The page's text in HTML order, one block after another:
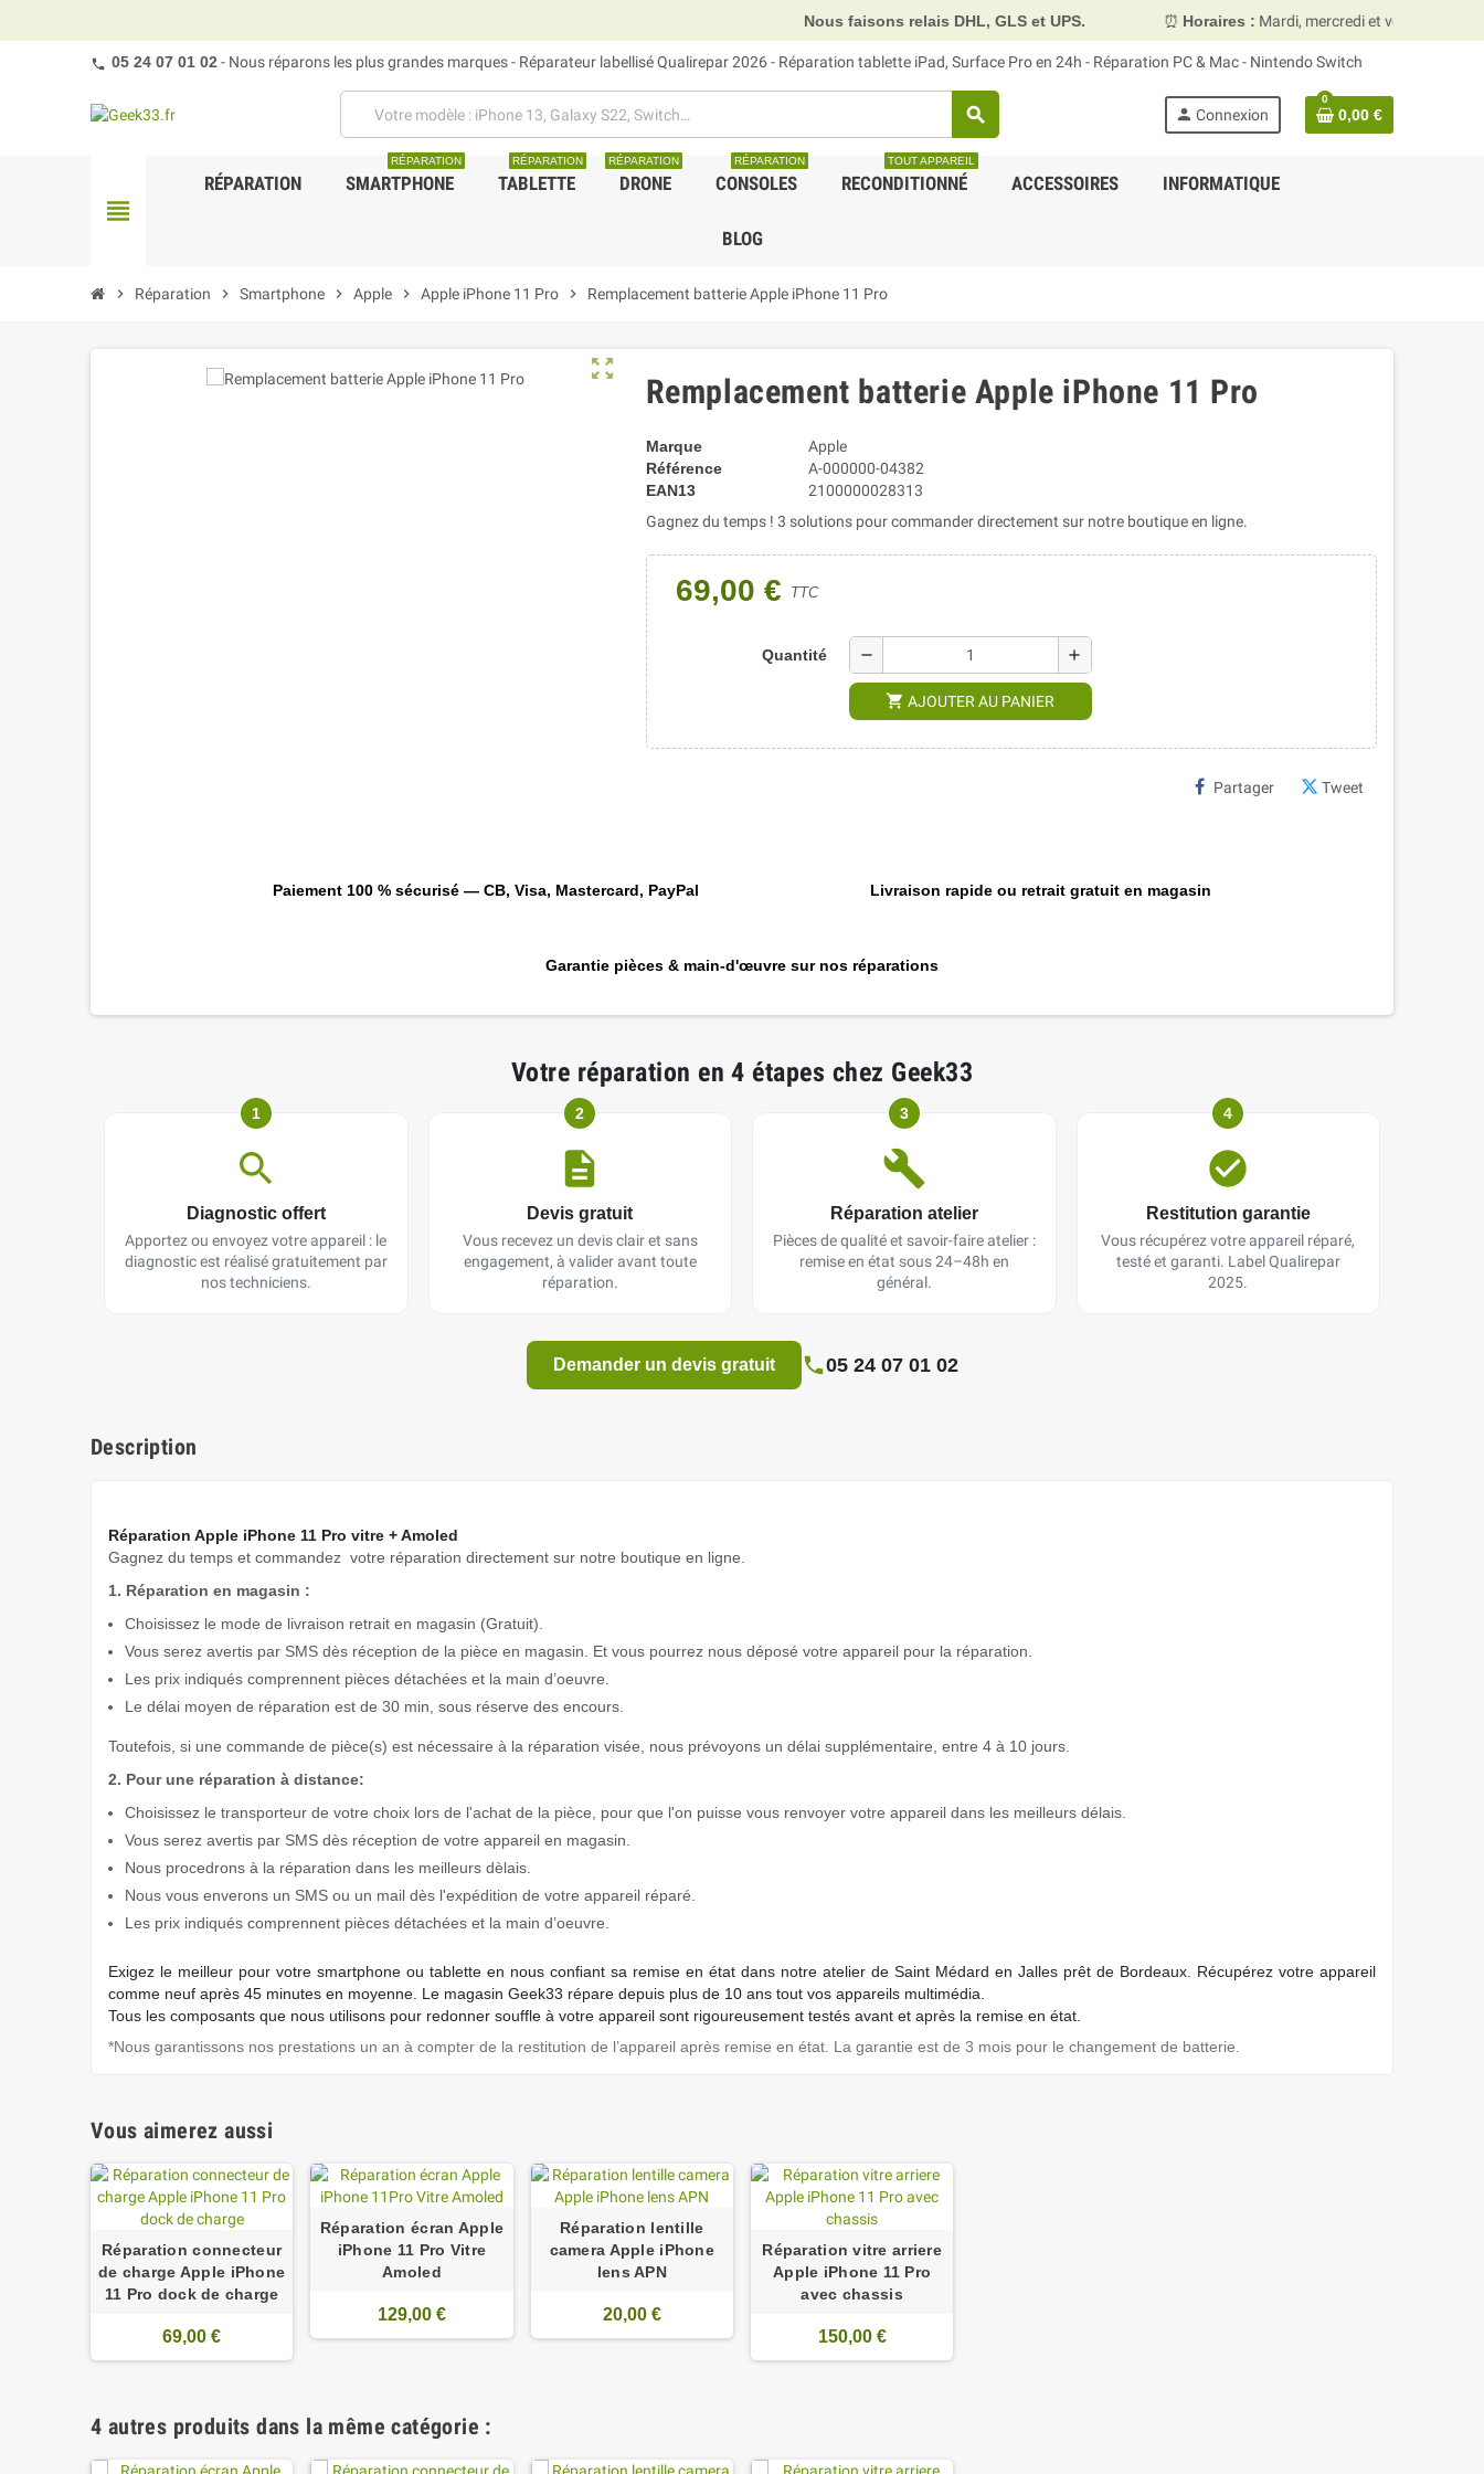
Nous faisons relais DHL, GLS et UPS. ⏰Horaires : Mardi, mercredi et vendredi 10h00–13h30 &
05 24 07 01 02- Nous réparons les plus grandes marques - Réparateur labellisé Qualirepar 2026 - Réparation tablette iPad, Surface Pro en 24h - Réparation PC & Mac - Nintendo Switch
search person Connexion
0
0,00 €
view_headline
RÉPARATION SMARTPHONE
RÉPARATION
TABLETTE
RÉPARATION
DRONE
RÉPARATION
CONSOLES
RÉPARATION
RECONDITIONNÉ
TOUT APPAREIL
ACCESSOIRES INFORMATIQUE
BLOG
chevron_right Réparation chevron_right Smartphone chevron_right Apple chevron_right Apple iPhone 11 Pro chevron_right Remplacement batterie Apple iPhone 11 Pro
zoom_out_map
Remplacement batterie Apple iPhone 11 Pro
Marque
Apple
Référence
A-000000-04382
EAN13
2100000028313
Gagnez du temps ! 3 solutions pour commander directement sur notre boutique en ligne.
69,00 € TTC
Quantité remove add
shopping_cart AJOUTER AU PANIER
Partager Tweet
Paiement 100 % sécurisé — CB, Visa, Mastercard, PayPal Livraison rapide ou retrait gratuit en magasin
Garantie pièces & main-d'œuvre sur nos réparations
Votre réparation en 4 étapes chez Geek33
1
Diagnostic offert
Apportez ou envoyez votre appareil : le
diagnostic est réalisé gratuitement par
nos techniciens.
2
Devis gratuit
Vous recevez un devis clair et sans
engagement, à valider avant toute
réparation.
3
Réparation atelier
Pièces de qualité et savoir-faire atelier :
remise en état sous 24–48h en
général.
4
Restitution garantie
Vous récupérez votre appareil réparé,
testé et garanti. Label Qualirepar
2025.
Demander un devis gratuit 05 24 07 01 02
Description
Réparation Apple iPhone 11 Pro vitre + Amoled
Gagnez du temps et commandez votre réparation directement sur notre boutique en ligne.
1. Réparation en magasin :
Choisissez le mode de livraison retrait en magasin (Gratuit).
Vous serez avertis par SMS dès réception de la pièce en magasin. Et vous pourrez nous déposé votre appareil pour la réparation.
Les prix indiqués comprennent pièces détachées et la main d’oeuvre.
Le délai moyen de réparation est de 30 min, sous réserve des encours.
Toutefois, si une commande de pièce(s) est nécessaire à la réparation visée, nous prévoyons un délai supplémentaire, entre 4 à 10 jours.
2. Pour une réparation à distance:
Choisissez le transporteur de votre choix lors de l'achat de la pièce, pour que l'on puisse vous renvoyer votre appareil dans les meilleurs délais.
Vous serez avertis par SMS dès réception de votre appareil en magasin.
Nous procedrons à la réparation dans les meilleurs dèlais.
Nous vous enverons un SMS ou un mail dès l'expédition de votre appareil réparé.
Les prix indiqués comprennent pièces détachées et la main d’oeuvre.
Exigez le meilleur pour votre smartphone ou tablette en nous conﬁant sa remise en état dans notre atelier de Saint Médard en Jalles prêt de Bordeaux. Récupérez votre appareil
comme neuf après 45 minutes en moyenne. Le magasin Geek33 répare depuis plus de 10 ans tout vos appareils multimédia.
Tous les composants que nous utilisons pour redonner souffle à votre appareil sont rigoureusement testés avant et après la remise en état.
*Nous garantissons nos prestations un an à compter de la restitution de l’appareil après remise en état. La garantie est de 3 mois pour le changement de batterie.
Vous aimerez aussi
Réparation connecteur
de charge Apple iPhone
11 Pro dock de charge
69,00 €
Réparation écran Apple
iPhone 11 Pro Vitre
Amoled
129,00 €
Réparation lentille
camera Apple iPhone
lens APN
20,00 €
Réparation vitre arriere
Apple iPhone 11 Pro
avec chassis
150,00 €
4 autres produits dans la même catégorie :